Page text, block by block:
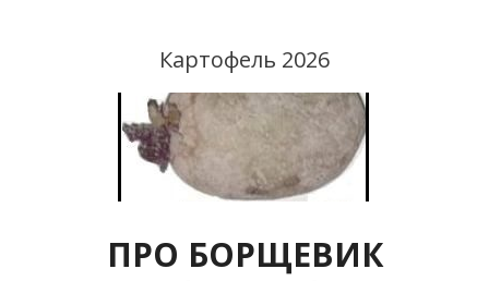
Картофель 2026
ПРО БОРЩЕВИК